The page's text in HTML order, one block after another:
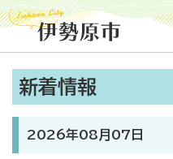
新着情報
2026年08月07日